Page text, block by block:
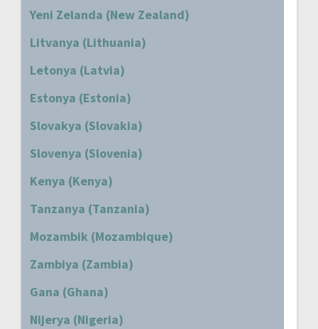
Yeni Zelanda (New Zealand)
Litvanya (Lithuania)
Letonya (Latvia)
Estonya (Estonia)
Slovakya (Slovakia)
Slovenya (Slovenia)
Kenya (Kenya)
Tanzanya (Tanzania)
Mozambik (Mozambique)
Zambiya (Zambia)
Gana (Ghana)
Nijerya (Nigeria)